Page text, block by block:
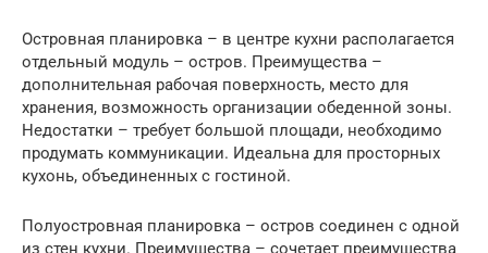
Островная планировка – в центре кухни располагается
отдельный модуль – остров. Преимущества –
дополнительная рабочая поверхность, место для
хранения, возможность организации обеденной зоны.
Недостатки – требует большой площади, необходимо
продумать коммуникации. Идеальна для просторных
кухонь, объединенных с гостиной.
Полуостровная планировка – остров соединен с одной
из стен кухни. Преимущества – сочетает преимущества